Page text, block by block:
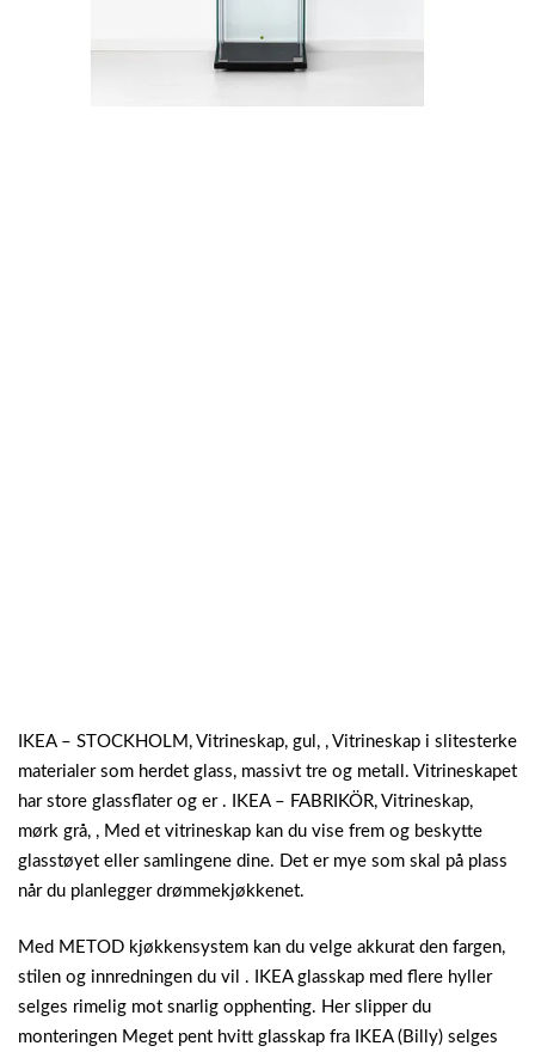
IKEA – STOCKHOLM, Vitrineskap, gul, , Vitrineskap i slitesterke
materialer som herdet glass, massivt tre og metall. Vitrineskapet
har store glassflater og er . IKEA – FABRIKÖR, Vitrineskap,
mørk grå, , Med et vitrineskap kan du vise frem og beskytte
glasstøyet eller samlingene dine. Det er mye som skal på plass
når du planlegger drømmekjøkkenet.
Med METOD kjøkkensystem kan du velge akkurat den fargen,
stilen og innredningen du vil . IKEA glasskap med flere hyller
selges rimelig mot snarlig opphenting. Her slipper du
monteringen Meget pent hvitt glasskap fra IKEA (Billy) selges